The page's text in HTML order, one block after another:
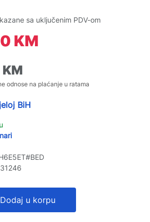
sa uključenim PDV-om
KM
KM
odnose na plaćanje u ratama
BiH
Dodaj u korpu